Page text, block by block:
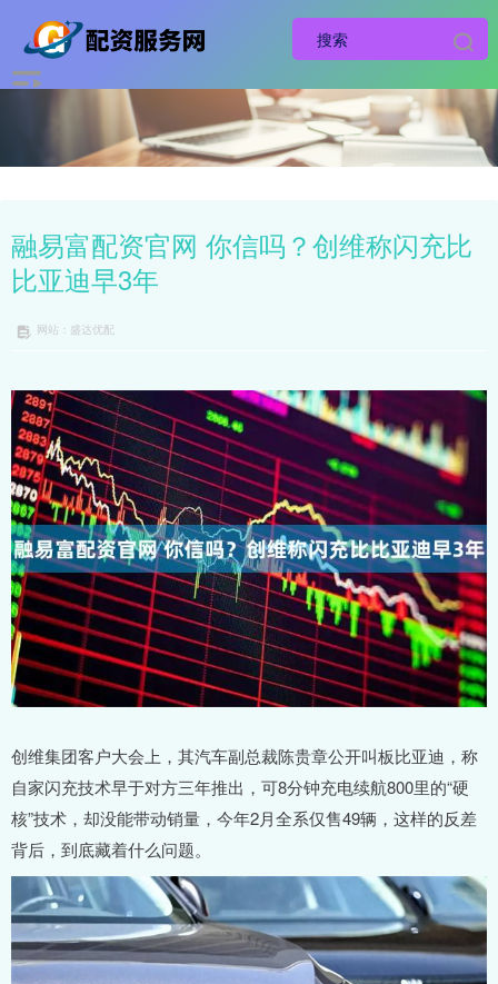
融易富配资官网 你信吗？创维称闪充比
比亚迪早3年
网站：盛达优配
创维集团客户大会上，其汽车副总裁陈贵章公开叫板比亚迪，称
自家闪充技术早于对方三年推出，可8分钟充电续航800里的“硬
核”技术，却没能带动销量，今年2月全系仅售49辆，这样的反差
背后，到底藏着什么问题。